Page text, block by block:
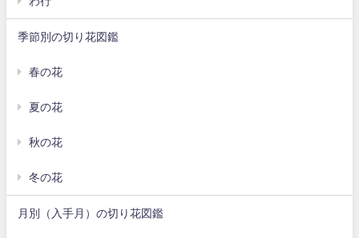
季節別の切り花図鑑
春の花
夏の花
秋の花
冬の花
月別（入手月）の切り花図鑑